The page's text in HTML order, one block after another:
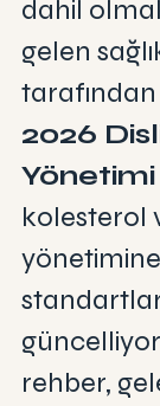
dahil
gelen
2026
Yönetimi
kolesterol
rehber,